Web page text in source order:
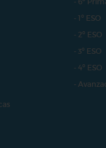
- 1º ESO
- 2º ESO
- 3º ESO
- 4º ESO
-